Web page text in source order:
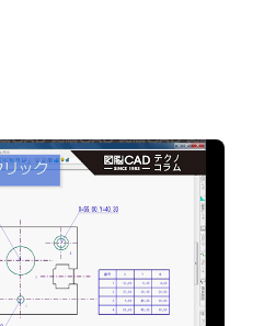
の図面の違いを発見